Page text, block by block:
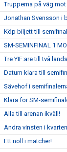
Trupperna på väg mot
Jonathan Svensson i
Köp biljett till
SM-SEMINFINAL 1
Tre YIF:are till två
Datum klara till
Sävehof i
Klara för SM-
Alla till arenan ikväll!
Andra vinsten i
Ett noll i matcher!